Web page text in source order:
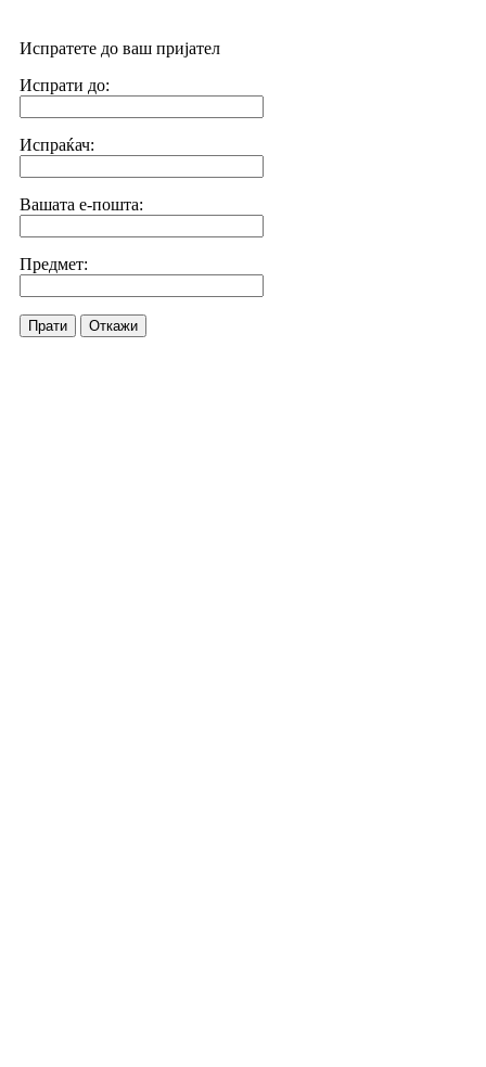
Испратете до ваш пријател
Испрати до:
Испраќач:
Вашата е-пошта:
Предмет:
Прати Откажи